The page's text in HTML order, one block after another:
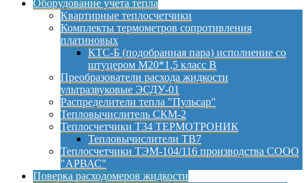
Оборудование учета тепла
Квартирные теплосчетчики
Комплекты термометров сопротивления
платиновых
КТС-Б (подобранная пара) исполнение со
штуцером М20*1,5 класс B
Преобразователи расхода жидкости
ультразвуковые ЭСДУ-01
Распределители тепла "Пульсар"
Тепловычислитель СКМ-2
Теплосчетчики Т34 ТЕРМОТРОНИК
Тепловычислители ТВ7
Теплосчетчики ТЭМ-104/116 производства СООО
"АРВАС"
Поверка расходомеров жидкости